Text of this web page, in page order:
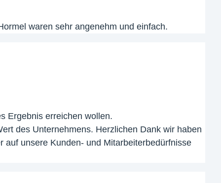
waren sehr angenehm und einfach.
Ergebnis erreichen wollen.
des Unternehmens. Herzlichen Dank wir haben
unsere Kunden- und Mitarbeiterbedürfnisse